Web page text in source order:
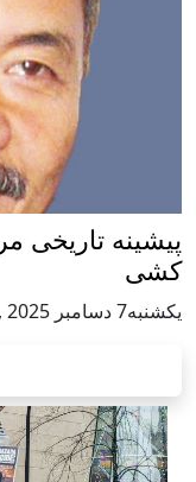
مردم هزاره؛
,داکتر ثنا نیکپی